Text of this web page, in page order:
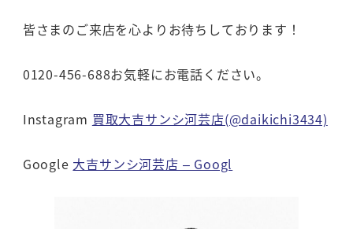
皆さまのご来店を心よりお待ちしております！
0120-456-688お気軽にお電話ください。
Instagram 買取大吉サンシ河芸店(@daikichi3434)
Google 大吉サンシ河芸店 – Googl